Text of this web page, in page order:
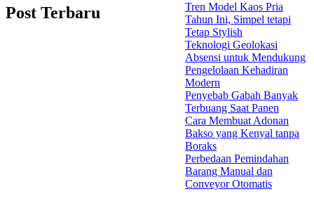
Post Terbaru
Tren Model Kaos Pria
Tahun Ini, Simpel tetapi
Tetap Stylish
Teknologi Geolokasi
Absensi untuk Mendukung
Pengelolaan Kehadiran
Modern
Penyebab Gabah Banyak
Terbuang Saat Panen
Cara Membuat Adonan
Bakso yang Kenyal tanpa
Boraks
Perbedaan Pemindahan
Barang Manual dan
Conveyor Otomatis